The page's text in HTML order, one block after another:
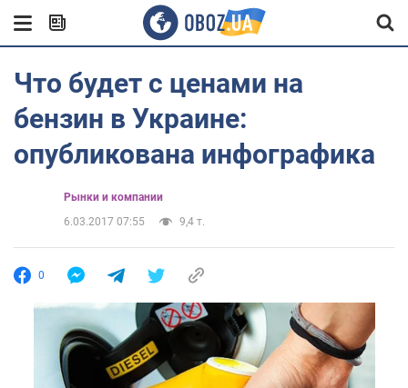
Что будет с ценами на
бензин в Украине:
опубликована инфографика
Рынки и компании
6.03.2017 07:55
9,4 т.
0